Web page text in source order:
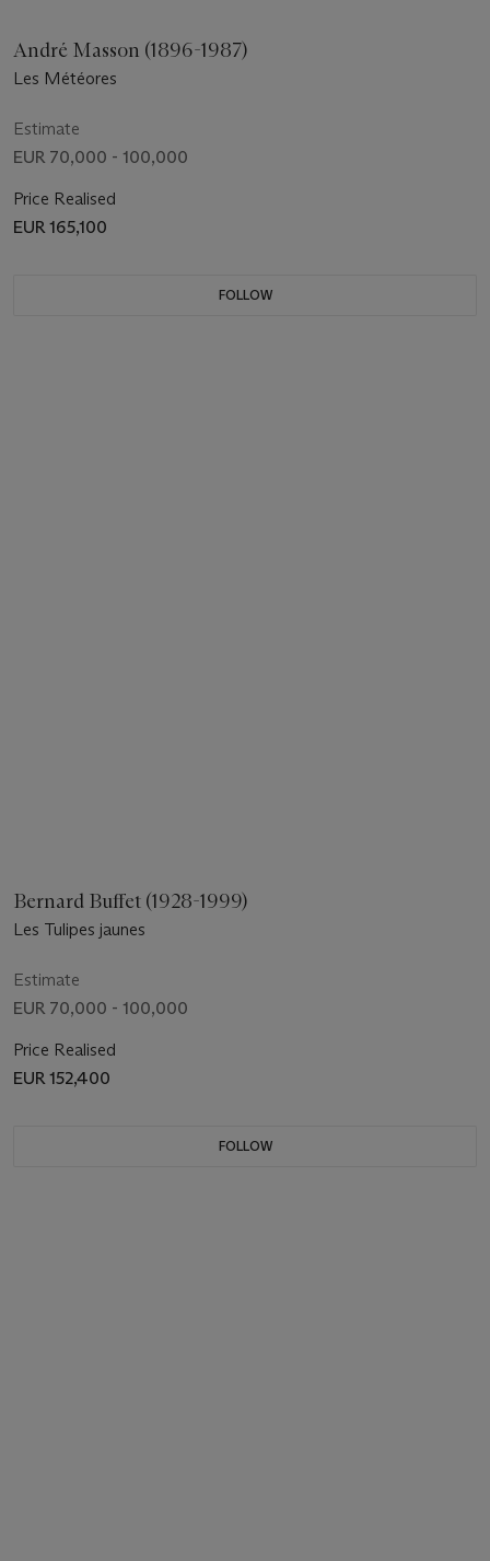
André Masson (1896-1987)
Les Météores
Estimate
EUR 70,000 - 100,000
Price Realised
EUR 165,100
FOLLOW
Bernard Buffet (1928-1999)
Les Tulipes jaunes
Estimate
EUR 70,000 - 100,000
Price Realised
EUR 152,400
FOLLOW